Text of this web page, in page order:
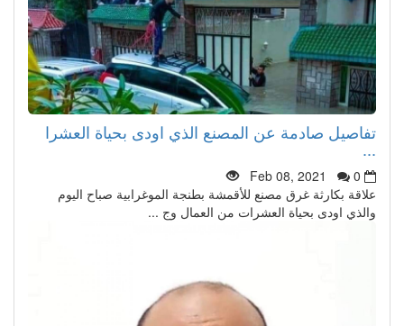
تفاصيل صادمة عن المصنع الذي اودى بحياة العشرا
...
Feb 08, 2021
0
علاقة بكارثة غرق مصنع للأقمشة بطنجة الموغرابية صباح اليوم
والذي اودى بحياة العشرات من العمال وج ...